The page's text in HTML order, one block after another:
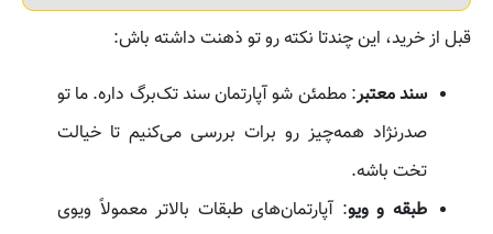
قبل از خرید، این چندتا نکته رو تو ذهنت داشته باش:
سند معتبر: مطمئن شو آپارتمان سند تک‌برگ داره. ما تو
صدرنژاد همه‌چیز رو برات بررسی می‌کنیم تا خیالت
تخت باشه.
طبقه و ویو: آپارتمان‌های طبقات بالاتر معمولاً ویوی